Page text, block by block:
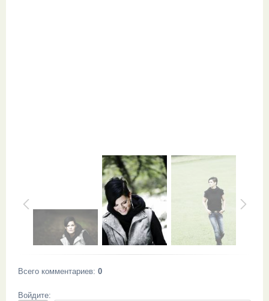
Всего комментариев: 0
Войдите: